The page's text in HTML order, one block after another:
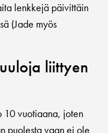
lenkkejä päivittäin
(Jade myös
liittyen
10 vuotiaana, joten
puolesta vaan ei ole